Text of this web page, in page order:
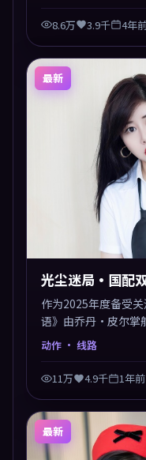
8.6万 3.9千 4年
最新
光尘迷局·国配
作为2025年度备受
语》由乔丹·皮尔掌
看性兼顾，人物关系
动作 · 线路
11万 4.9千 1年前
最新